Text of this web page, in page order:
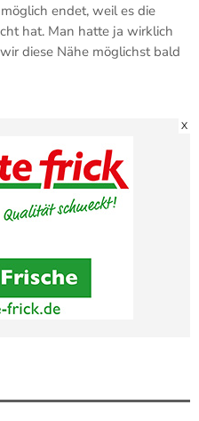
endet, weil es die
hat. Man hatte ja wirklich
diese Nähe möglichst bald
X